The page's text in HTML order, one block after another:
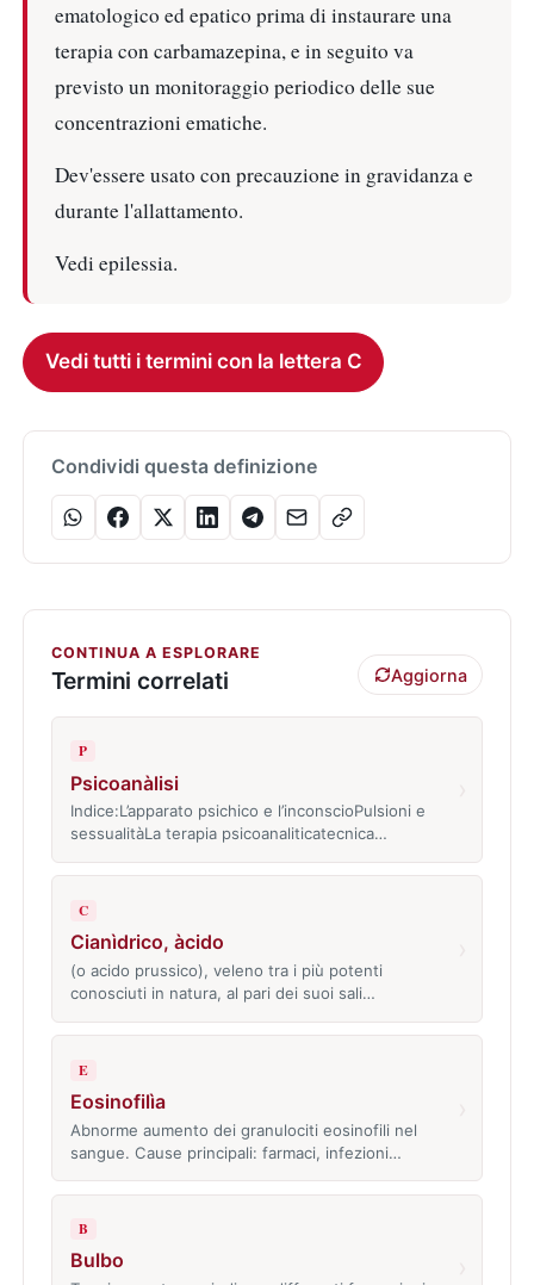
ematologico ed epatico prima di instaurare una
terapia con carbamazepina, e in seguito va
previsto un monitoraggio periodico delle sue
concentrazioni ematiche.
Dev'essere usato con precauzione in gravidanza e
durante l'allattamento.
Vedi epilessia.
Vedi tutti i termini con la lettera C
Condividi questa definizione
CONTINUA A ESPLORARE
Termini correlati Aggiorna
P
Psicoanàlisi
Indice:L’apparato psichico e l’inconscioPulsioni e
sessualitàLa terapia psicoanaliticatecnica…
C
Cianìdrico, àcido
(o acido prussico), veleno tra i più potenti
conosciuti in natura, al pari dei suoi sali…
E
Eosinofilìa
Abnorme aumento dei granulociti eosinofili nel
sangue. Cause principali: farmaci, infezioni…
B
Bulbo